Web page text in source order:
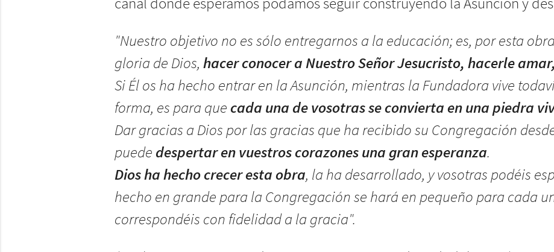
canal donde esperamos podamos seguir construyendo la Asunción y
"Nuestro objetivo no es sólo entregarnos a la educación; es, por esta
gloria de Dios,hacer conocer a Nuestro Señor Jesucristo, hacerle
Si Él os ha hecho entrar en la Asunción, mientras la Fundadora vive
forma, es para quecada una de vosotras se convierta en una piedra
Dar gracias a Dios por las gracias que ha recibido su Congregación
puede despertar en vuestros corazones una gran esperanza.
Dios ha hecho crecer esta obra, la ha desarrollado, y vosotras podéis
hecho en grande para la Congregación se hará en pequeño para cada
correspondéis con fidelidad a la gracia".